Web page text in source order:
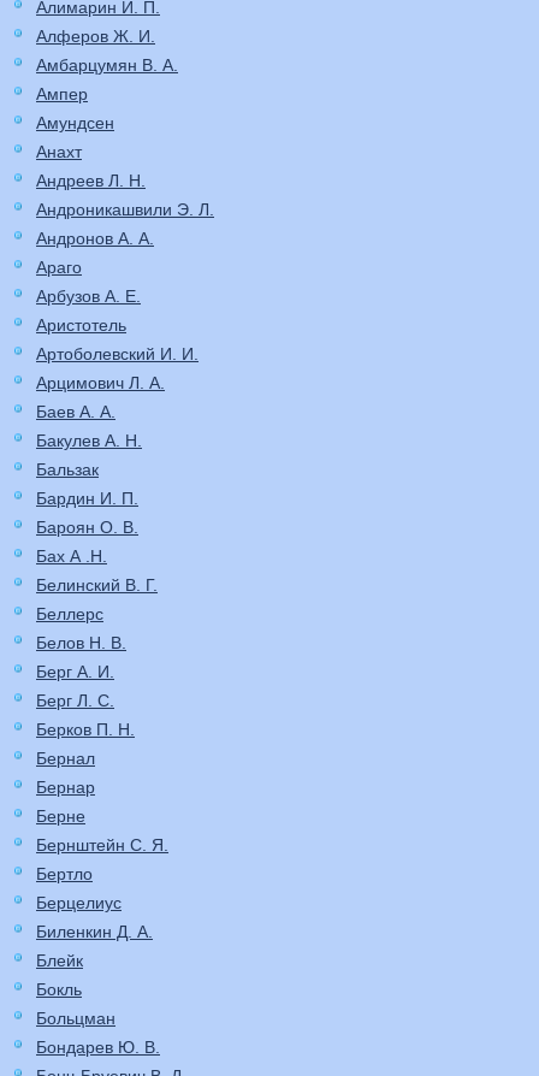
Алимарин И. П.
Алферов Ж. И.
Амбарцумян В. А.
Ампер
Амундсен
Анахт
Андреев Л. Н.
Андроникашвили Э. Л.
Андронов А. А.
Араго
Арбузов А. Е.
Аристотель
Артоболевский И. И.
Арцимович Л. А.
Баев А. А.
Бакулев А. Н.
Бальзак
Бардин И. П.
Бароян О. В.
Бах А .Н.
Белинский В. Г.
Беллерс
Белов Н. В.
Берг А. И.
Берг Л. С.
Берков П. Н.
Бернал
Бернар
Берне
Бернштейн С. Я.
Бертло
Берцелиус
Биленкин Д. А.
Блейк
Бокль
Больцман
Бондарев Ю. В.